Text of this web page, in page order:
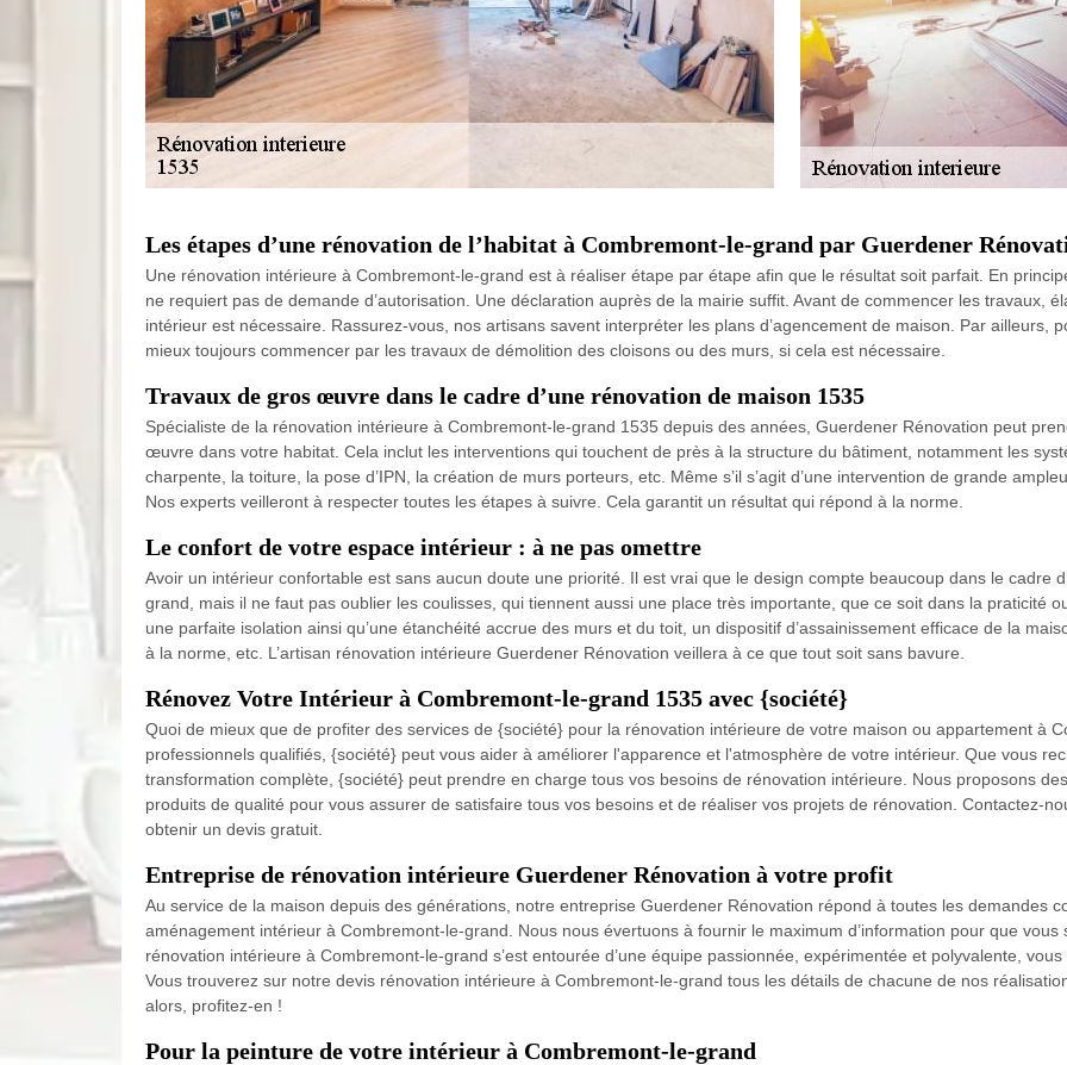
Les étapes d’une rénovation de l’habitat à Combremont-le-grand par Guerdener
Une rénovation intérieure à Combremont-le-grand est à réaliser étape par étape afin que le résultat soit parfait. En
ne requiert pas de demande d’autorisation. Une déclaration auprès de la mairie suffit. Avant de commencer les travaux,
intérieur est nécessaire. Rassurez-vous, nos artisans savent interpréter les plans d’agencement de maison. Par ailleurs,
mieux toujours commencer par les travaux de démolition des cloisons ou des murs, si cela est nécessaire.
Travaux de gros œuvre dans le cadre d’une rénovation de maison 1535
Spécialiste de la rénovation intérieure à Combremont-le-grand 1535 depuis des années, Guerdener Rénovation peut
œuvre dans votre habitat. Cela inclut les interventions qui touchent de près à la structure du bâtiment, notamment les
charpente, la toiture, la pose d’IPN, la création de murs porteurs, etc. Même s’il s’agit d’une intervention de grande
Nos experts veilleront à respecter toutes les étapes à suivre. Cela garantit un résultat qui répond à la norme.
Le confort de votre espace intérieur : à ne pas omettre
Avoir un intérieur confortable est sans aucun doute une priorité. Il est vrai que le design compte beaucoup dans le cadre
grand, mais il ne faut pas oublier les coulisses, qui tiennent aussi une place très importante, que ce soit dans la praticité
une parfaite isolation ainsi qu’une étanchéité accrue des murs et du toit, un dispositif d’assainissement efficace de la
à la norme, etc. L’artisan rénovation intérieure Guerdener Rénovation veillera à ce que tout soit sans bavure.
Rénovez Votre Intérieur à Combremont-le-grand 1535 avec {société}
Quoi de mieux que de profiter des services de {société} pour la rénovation intérieure de votre maison ou appartement à
professionnels qualifiés, {société} peut vous aider à améliorer l'apparence et l'atmosphère de votre intérieur. Que vous
transformation complète, {société} peut prendre en charge tous vos besoins de rénovation intérieure. Nous proposons
produits de qualité pour vous assurer de satisfaire tous vos besoins et de réaliser vos projets de rénovation. Contactez-
obtenir un devis gratuit.
Entreprise de rénovation intérieure Guerdener Rénovation à votre profit
Au service de la maison depuis des générations, notre entreprise Guerdener Rénovation répond à toutes les demandes
aménagement intérieur à Combremont-le-grand. Nous nous évertuons à fournir le maximum d’information pour que
rénovation intérieure à Combremont-le-grand s’est entourée d’une équipe passionnée, expérimentée et polyvalente,
Vous trouverez sur notre devis rénovation intérieure à Combremont-le-grand tous les détails de chacune de nos
alors, profitez-en !
Pour la peinture de votre intérieur à Combremont-le-grand